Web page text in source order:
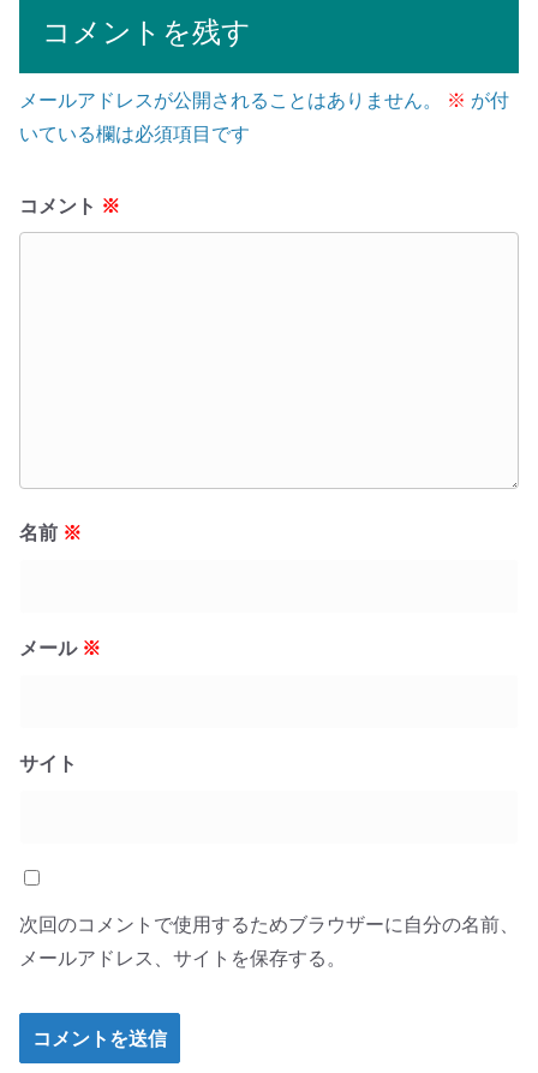
コメントを残す
メールアドレスが公開されることはありません。 ※ が付
いている欄は必須項目です
コメント ※
名前 ※
メール ※
サイト
次回のコメントで使用するためブラウザーに自分の名前、
メールアドレス、サイトを保存する。